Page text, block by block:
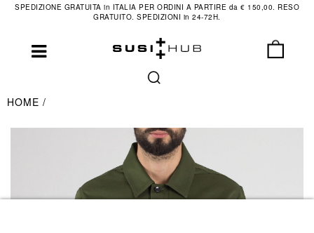
SPEDIZIONE GRATUITA in ITALIA PER ORDINI A PARTIRE da € 150,00. RESO
GRATUITO. SPEDIZIONI in 24-72H.
HOME